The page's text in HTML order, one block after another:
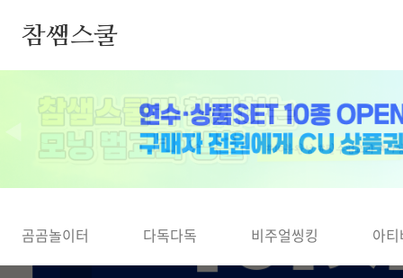
참쌤스쿨
곰곰놀이터 다독다독 비주얼씽킹 아